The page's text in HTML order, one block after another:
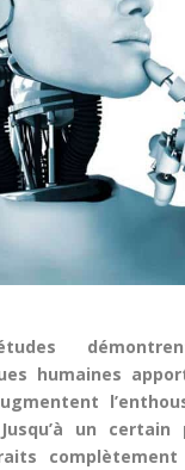
humaines
un
complètement